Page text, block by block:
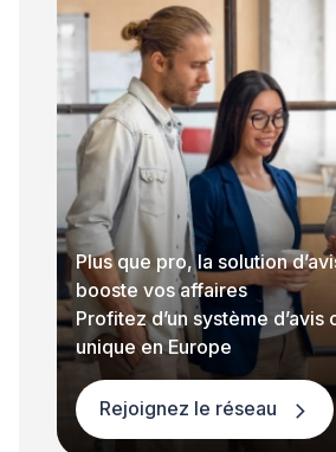
Plus que pro, la solution
booste vos affaires
Profitez d’un système
unique en Europe
Rejoignez le réseau